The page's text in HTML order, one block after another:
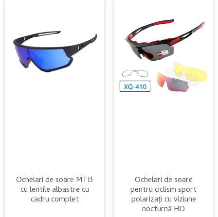
Ochelari de soare MTB
cu lentile albastre cu
cadru complet
Ochelari de soare
pentru ciclism sport
polarizați cu viziune
nocturnă HD